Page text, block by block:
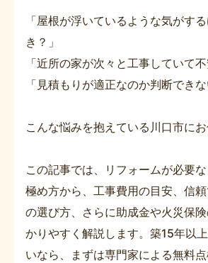
「屋根が浮いているような気がす
き？」
「近所の家が次々と工事していて不
「見積もりが適正なのか判断できな
こんな悩みを抱えている川口市にお
この記事では、リフォームが必要
極め方から、工事費用の目安、信
の選び方、さらに助成金や火災保
かりやすく解説します。築15年以
いなら、まずは専門家による無料